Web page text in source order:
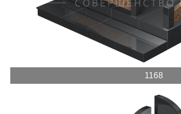
1168